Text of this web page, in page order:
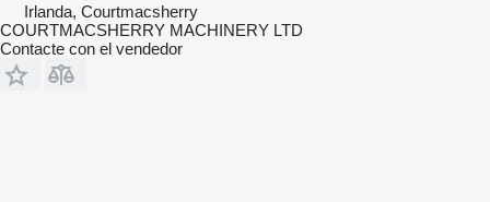
Irlanda, Courtmacsherry
COURTMACSHERRY MACHINERY LTD
Contacte con el vendedor